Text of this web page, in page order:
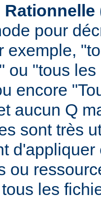
pour
exemple,
ou "tous
encore
aucun Q
sont très
ou
les